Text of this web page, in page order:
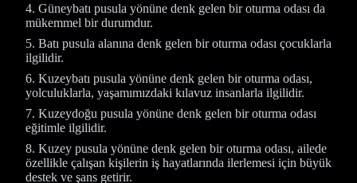
Güneybatı pusula yönüne denk gelen bir oturma odası da
mükemmel bir durumdur.
Batı pusula alanına denk gelen bir oturma odası çocuklarla
ilgilidir.
Kuzeybatı pusula yönüne denk gelen bir oturma odası,
yolculuklarla, yaşamımızdaki kılavuz insanlarla ilgilidir.
Kuzeydoğu pusula yönüne denk gelen bir oturma odası
eğitimle ilgilidir.
Kuzey pusula yönüne denk gelen bir oturma odası, ailede
özellikle çalışan kişilerin iş hayatlarında ilerlemesi için büyük
destek ve şans getirir.